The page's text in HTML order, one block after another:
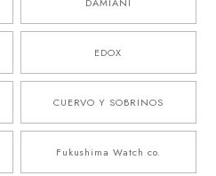
EDOX
CUERVO Y SOBRINOS
Fukushima Watch co.